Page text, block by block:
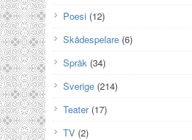
Poesi (12)
Skådespelare (6)
Språk (34)
Sverige (214)
Teater(17)
TV (2)